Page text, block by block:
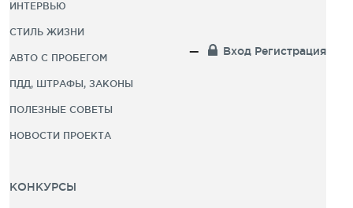
ИНТЕРВЬЮ
СТИЛЬ ЖИЗНИ
АВТО С ПРОБЕГОМ
ПДД, ШТРАФЫ, ЗАКОНЫ
ПОЛЕЗНЫЕ СОВЕТЫ
НОВОСТИ ПРОЕКТА
КОНКУРСЫ
Вход Регистрация